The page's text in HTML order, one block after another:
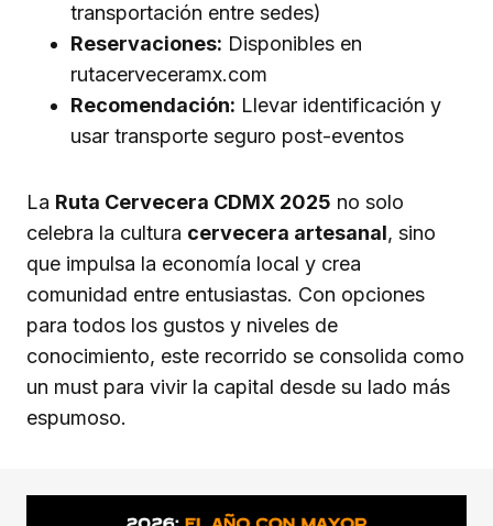
transportación entre sedes)
Reservaciones: Disponibles en
rutacerveceramx.com
Recomendación: Llevar identificación y
usar transporte seguro post-eventos
La Ruta Cervecera CDMX 2025 no solo
celebra la cultura cervecera artesanal, sino
que impulsa la economía local y crea
comunidad entre entusiastas. Con opciones
para todos los gustos y niveles de
conocimiento, este recorrido se consolida como
un must para vivir la capital desde su lado más
espumoso.